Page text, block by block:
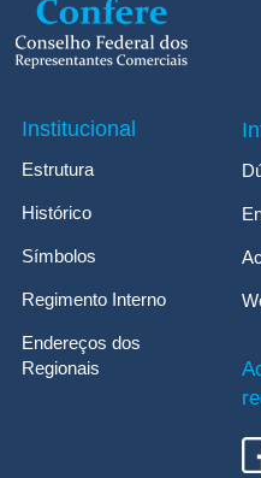
Institucional
Estrutura
Histórico
Símbolos
Regimento Interno
Endereços dos
Regionais